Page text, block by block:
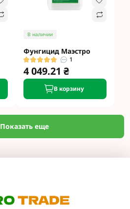
В наличии
Фунгицид Маэстро
1
4 049.21 ₴
В корзину
Показать еще